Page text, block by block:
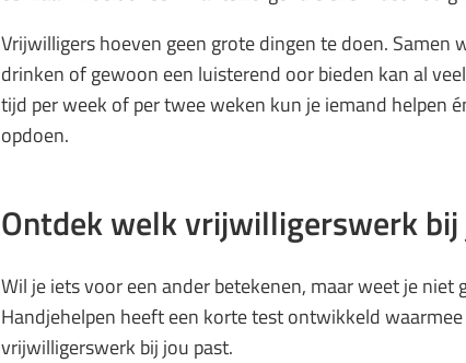
Vrijwilligers hoeven geen grote dingen te doen. Samen
drinken of gewoon een luisterend oor bieden kan al
tijd per week of per twee weken kun je iemand helpen
opdoen.
Ontdek welk vrijwilligerswerk
Wil je iets voor een ander betekenen, maar weet je niet
Handjehelpen heeft een korte test ontwikkeld
vrijwilligerswerk bij jou past.